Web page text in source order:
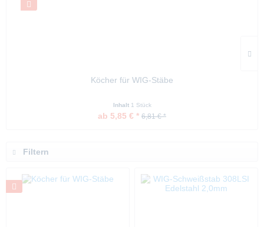
Köcher für WIG-Stäbe
Inhalt 1 Stück
ab 5,85 € * 6,81 € *
Filtern